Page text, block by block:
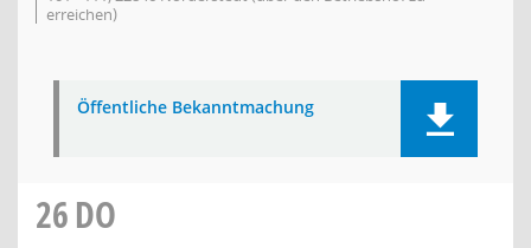
erreichen)
Öffentliche Bekanntmachung
26DO